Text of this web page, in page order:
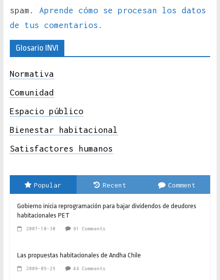
spam. Aprende cómo se procesan los datos
de tus comentarios.
Glosario INVI
Normativa
Comunidad
Espacio público
Bienestar habitacional
Satisfactores humanos
Popular Recent Comment
Gobierno inicia reprogramación para bajar dividendos de deudores
habitacionales PET
2007-10-30 91 Comments
Las propuestas habitacionales de Andha Chile
2009-06-26 48 Comments